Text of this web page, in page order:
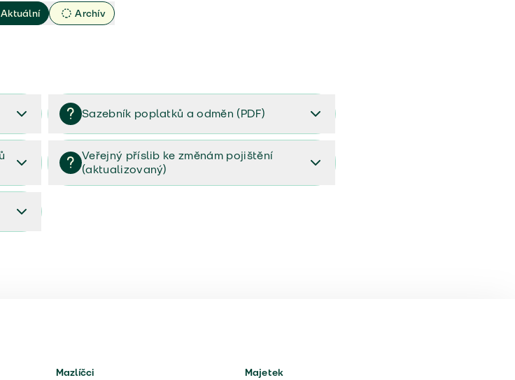
Aktuální Archív
Sazebník poplatků a odměn (PDF)
Sazebník poplatků a odměn (PDF)
Veřejný příslib ke změnám pojištění
(aktualizovaný)
Mazlíčci Majetek